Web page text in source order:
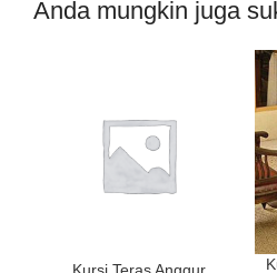
Anda mungkin juga
Kursi Teras Anggur